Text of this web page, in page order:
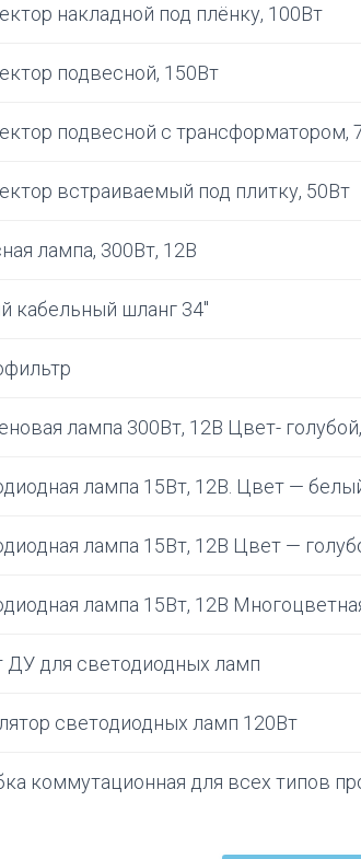
накладной под плёнку, 100Вт
подвесной, 150Вт
подвесной с трансформатором,
встраиваемый под плитку, 50Вт
лампа, 300Вт, 12В
кабельный шланг 34''
лампа 300Вт, 12В Цвет-
лампа 15Вт, 12В. Цвет —
лампа 15Вт, 12В Цвет —
лампа 15Вт, 12В
ДУ для светодиодных ламп
светодиодных ламп 120Вт
коммутационная для всех типов